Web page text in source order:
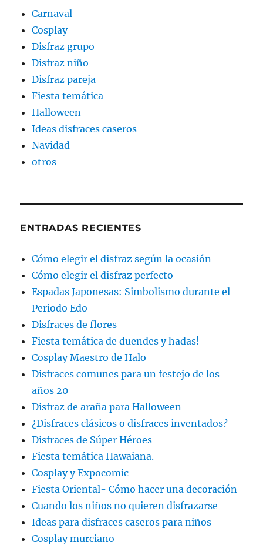
Carnaval
Cosplay
Disfraz grupo
Disfraz niño
Disfraz pareja
Fiesta temática
Halloween
Ideas disfraces caseros
Navidad
otros
ENTRADAS RECIENTES
Cómo elegir el disfraz según la ocasión
Cómo elegir el disfraz perfecto
Espadas Japonesas: Simbolismo durante el
Periodo Edo
Disfraces de flores
Fiesta temática de duendes y hadas!
Cosplay Maestro de Halo
Disfraces comunes para un festejo de los
años 20
Disfraz de araña para Halloween
¿Disfraces clásicos o disfraces inventados?
Disfraces de Súper Héroes
Fiesta temática Hawaiana.
Cosplay y Expocomic
Fiesta Oriental- Cómo hacer una decoración
Cuando los niños no quieren disfrazarse
Ideas para disfraces caseros para niños
Cosplay murciano